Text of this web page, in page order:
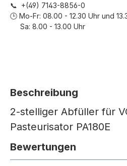
📞 +(49) 7143-8856-0
🕒 Mo-Fr: 08.00 - 12.30 Uhr und
Sa: 8.00 - 13.00 Uhr
Beschreibung
2-stelliger Abfüller für
Pasteurisator PA180E
Bewertungen